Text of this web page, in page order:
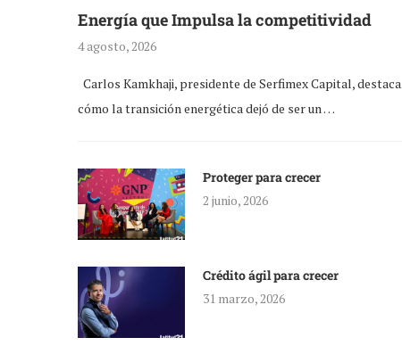
Energía que Impulsa la competitividad
4 agosto, 2026
Carlos Kamkhaji, presidente de Serfimex Capital, destaca
cómo la transición energética dejó de ser un …
Proteger para crecer
2 junio, 2026
Crédito ágil para crecer
31 marzo, 2026